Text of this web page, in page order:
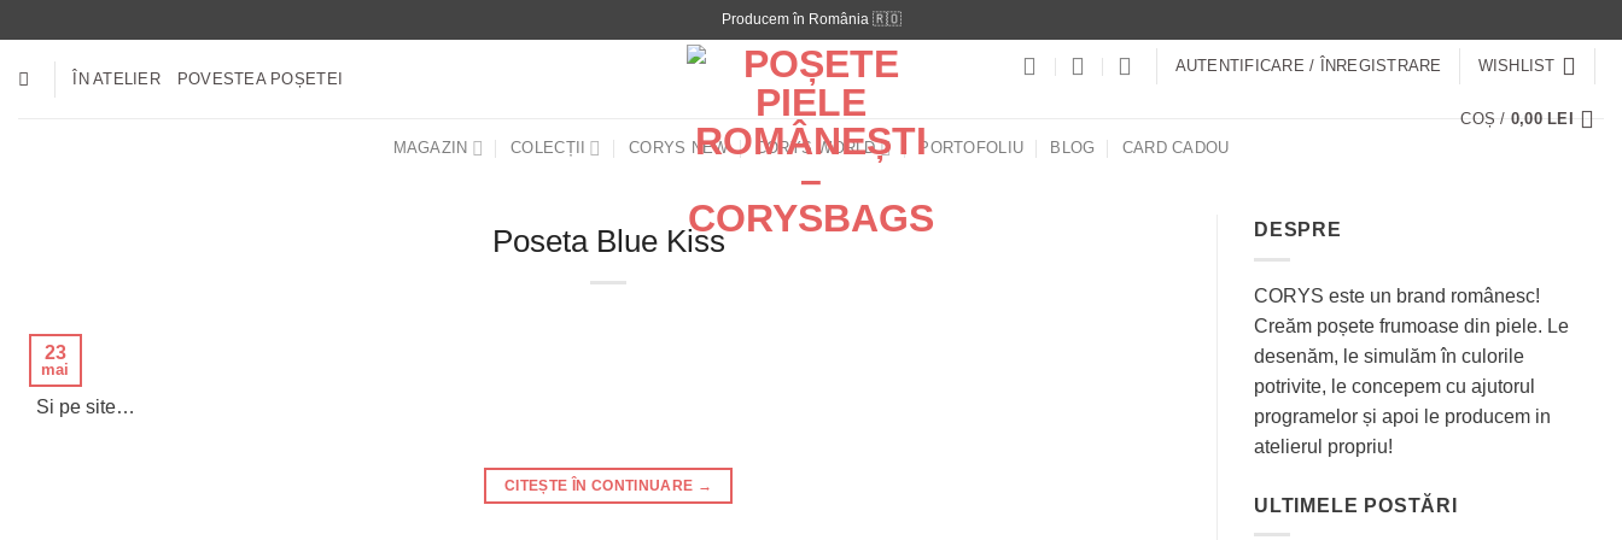
to
content
Producem în România 🇷🇴
ÎN ATELIER POVESTEA POȘETEI
AUTENTIFICARE / ÎNREGISTRARE WISHLIST
COȘ / 0,00 LEI
MAGAZIN
COLECȚII CORYS NEW CORYS WORLD PORTOFOLIU BLOG CARD CADOU
Poseta Blue Kiss
23
mai
Si pe site…
CITEȘTE ÎN CONTINUARE →
DESPRE
CORYS este un brand românesc!
Creăm poșete frumoase din piele. Le
desenăm, le simulăm în culorile
potrivite, le concepem cu ajutorul
programelor și apoi le producem in
atelierul propriu!
ULTIMELE POSTĂRI